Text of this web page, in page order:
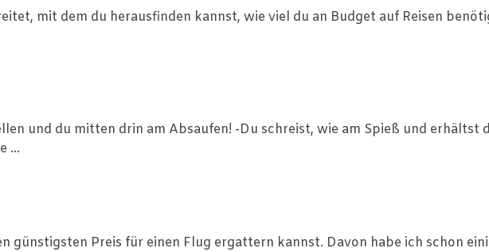
mit dem du herausfinden kannst, wie viel du an Budget auf Reisen
und du mitten drin am Absaufen! -Du schreist, wie am Spieß und
...
günstigsten Preis für einen Flug ergattern kannst. Davon habe ich schon